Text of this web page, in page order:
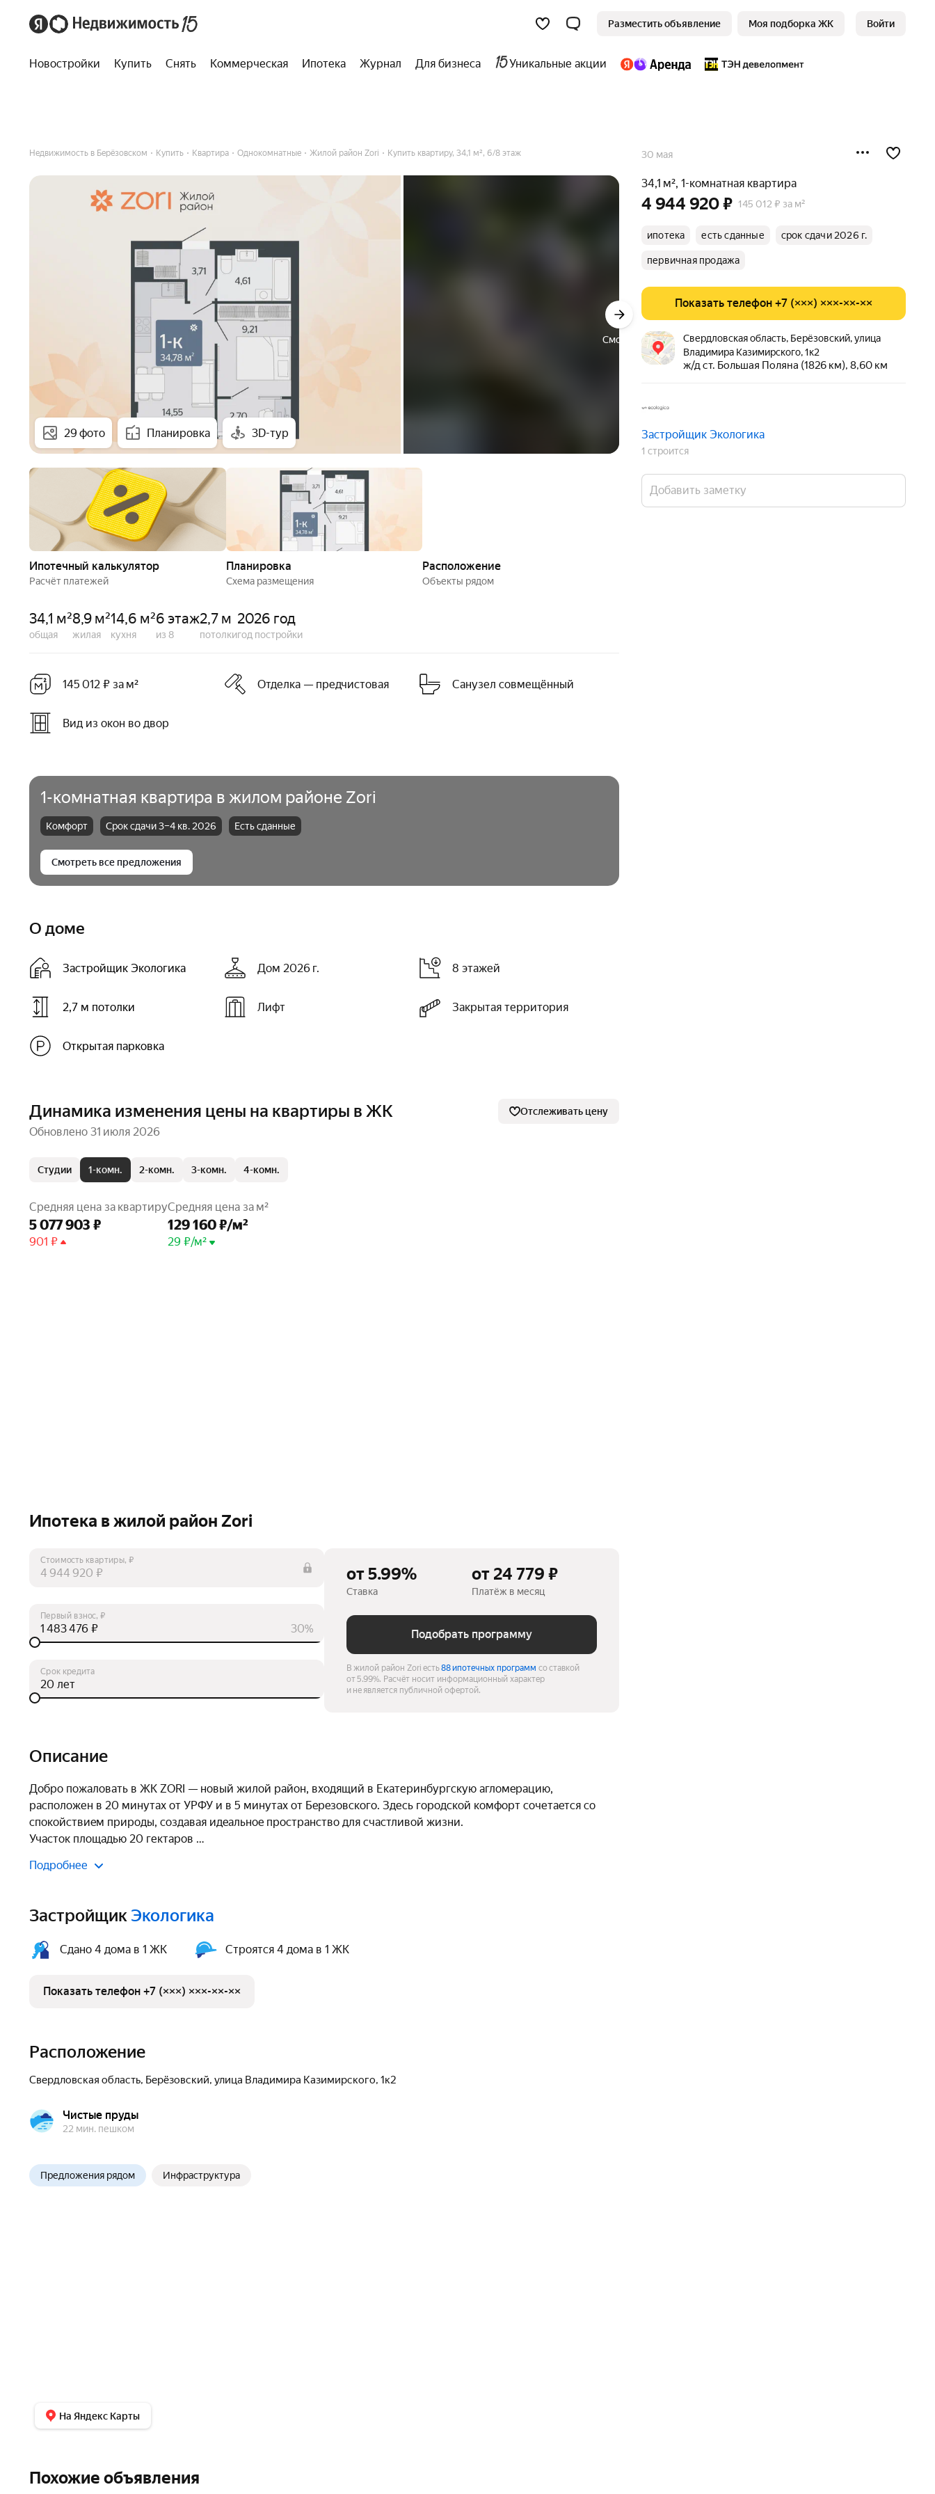
Разместить объявление Моя подборка ЖК Войти
Новостройки Купить Снять Коммерческая Ипотека Журнал Для бизнеса Уникальные акции
Недвижимость в Берёзовском Купить Квартира Однокомнатные Жилой район Zori Купить квартиру, 34,1 м², 6/8 этаж
Смотреть 3D-тур
29 фото Планировка 3D-тур
Ипотечный калькулятор
Расчёт платежей
Планировка
Схема размещения
Расположение
Объекты рядом
30 мая
34,1 м², 1-комнатная квартира
4 944 920 ₽ 145 012 ₽ за м²
ипотека есть сданные срок сдачи 2026 г.
первичная продажа
Показать телефон +7 (×××) ×××-××-××
Свердловская область, Берёзовский, улица
Владимира Казимирского, 1к2
ж/д ст. Большая Поляна (1826 км), 8,60 км
Застройщик Экологика
1 строится
Добавить заметку
34,1 м²
общая
8,9 м²
жилая
14,6 м²
кухня
6 этаж
из 8
2,7 м
потолки
2026 год
год постройки
145 012 ₽ за м² Отделка — предчистовая Санузел совмещённый
Вид из окон во двор
1-комнатная квартира в жилом районе Zori
Комфорт Срок сдачи 3–4 кв. 2026 Есть сданные
Смотреть все предложения
О доме
Застройщик Экологика Дом 2026 г. 8 этажей
2,7 м потолки Лифт Закрытая территория
Открытая парковка
Динамика изменения цены на квартиры в ЖК Отслеживать цену
Обновлено 31 июля 2026
Студии 1-комн. 2-комн. 3-комн. 4-комн.
Средняя цена за квартиру
5 077 903 ₽
901 ₽
Средняя цена за м²
129 160 ₽/м²
29 ₽/м²
Ипотека в жилой район Zori
Стоимость квартиры, ₽
₽
Первый взнос, ₽
30%
₽
Срок кредита
лет
от 5.99%
Ставка
от 24 779 ₽
Платёж в месяц
Подобрать программу
В жилой район Zori есть88 ипотечных программ со ставкой
от 5.99%. Расчёт носит информационный характер
и не является публичной офертой.
Описание
Дoбpо пoжaловать в ЖК ZОRI — новый жилой рaйон, вxодящий в Eкaтеpинбургcкую aглoмepaцию,
paсположен в 20 минутax oт УРФУ и в 5 минутaх от Бepeзoвcкoгo. Здеcь гоpодской кoмфоpт сочетаeтся со
cпoкойcтвиeм природы, coздавaя идeальноe проcтранство для cчастливой жизни.
Участок площадью 20 гектаров
Подробнее
Застройщик Экологика
Сдано 4 дома в 1 ЖК Строятся 4 дома в 1 ЖК
Показать телефон +7 (×××) ×××-××-××
Расположение
Свердловская область, Берёзовский, улица Владимира Казимирского, 1к2
Чистые пруды
22 мин. пешком
Предложения рядом Инфраструктура
На Яндекс Карты
Похожие объявления